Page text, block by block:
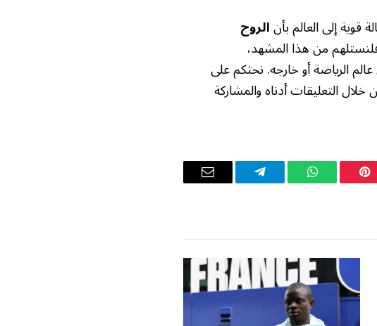
قوية إلى العالم بأنالروح
من هذا المشهد،
الرياضة أو خارجه. نحثكم على
التعليقات أدناه والمشاركة
بينتيريستواتساب تيلقرام
البريد